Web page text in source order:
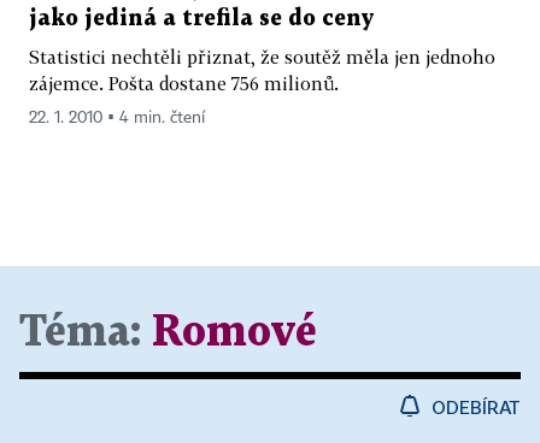
jako jediná a trefila se do ceny
Statistici nechtěli přiznat, že soutěž měla jen jednoho
zájemce. Pošta dostane 756 milionů.
22. 1. 2010 ▪ 4 min. čtení
Téma: Romové
ODEBÍRAT